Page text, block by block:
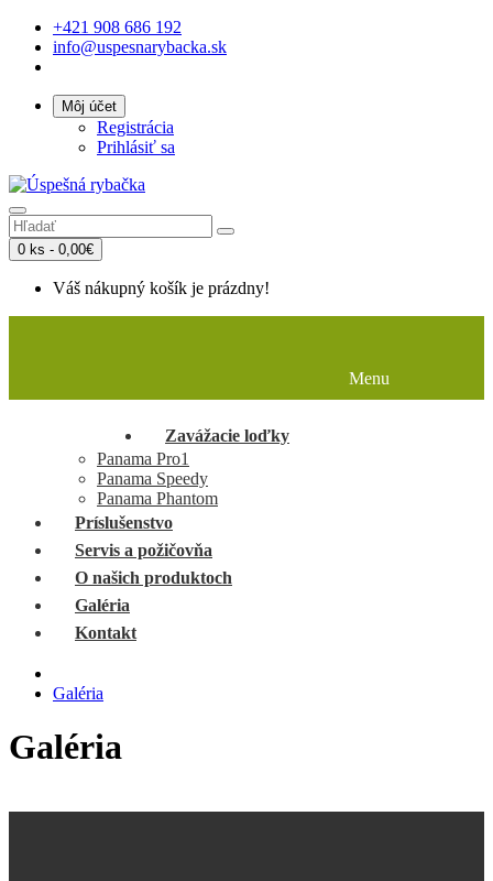
+421 908 686 192
info@uspesnarybacka.sk
Môj účet
Registrácia
Prihlásiť sa
0 ks - 0,00€
Váš nákupný košík je prázdny!
Kontakty
Menu
Zavážacie loďky
Panama Pro1
Panama Speedy
Panama Phantom
Príslušenstvo
Servis a požičovňa
O našich produktoch
Galéria
Kontakt
Galéria
Galéria